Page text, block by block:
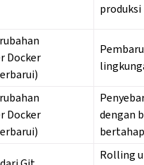
produksi
Docker
Docker
dengan
bertahap
Rolling